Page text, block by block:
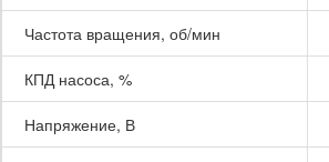
Частота вращения, об/мин
КПД насоса, %
Напряжение, В